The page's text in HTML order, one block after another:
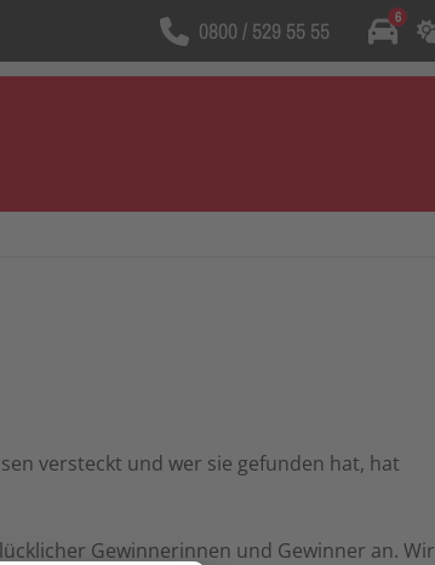
Wählt die Rufnummer
0800 / 529 55 55 6
versteckt und wer sie gefunden hat, hat
Gewinnerinnen und Gewinner an. Wir